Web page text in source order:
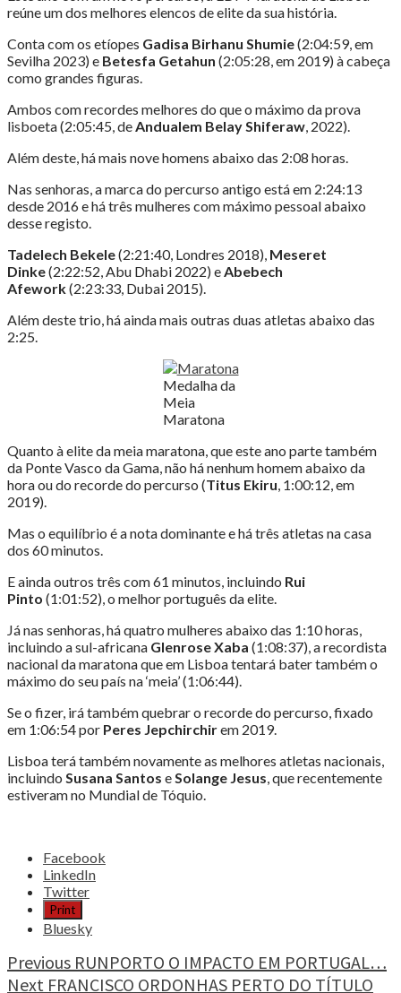
reúne um dos melhores elencos de elite da sua história.
Conta com os etíopes Gadisa Birhanu Shumie(2:04:59, em
Sevilha 2023) e Betesfa Getahun (2:05:28, em 2019) à cabeça
como grandes figuras.
Ambos com recordes melhores do que o máximo da prova
lisboeta (2:05:45, deAndualem Belay Shiferaw, 2022).
Além deste, há mais nove homens abaixo das 2:08 horas.
Nas senhoras, a marca do percurso antigo está em 2:24:13
desde 2016 e há três mulheres com máximo pessoal abaixo
desse registo.
Tadelech Bekele(2:21:40, Londres 2018), Meseret
Dinke(2:22:52, Abu Dhabi 2022) eAbebech
Afework(2:23:33, Dubai 2015).
Além deste trio, há ainda mais outras duas atletas abaixo das
2:25.
Medalha da
Meia
Maratona
Quanto à elite da meia maratona, que este ano parte também
da Ponte Vasco da Gama, não há nenhum homem abaixo da
hora ou do recorde do percurso (Titus Ekiru, 1:00:12, em
2019).
Mas o equilíbrio é a nota dominante e há três atletas na casa
dos 60 minutos.
E ainda outros três com 61 minutos, incluindo Rui
Pinto (1:01:52), o melhor português da elite.
Já nas senhoras, há quatro mulheres abaixo das 1:10 horas,
incluindo a sul-africana Glenrose Xaba (1:08:37), a recordista
nacional da maratona que em Lisboa tentará bater também o
máximo do seu país na ‘meia’ (1:06:44).
Se o fizer, irá também quebrar o recorde do percurso, fixado
em 1:06:54 por Peres Jepchirchirem 2019.
Lisboa terá também novamente as melhores atletas nacionais,
incluindo Susana Santos eSolange Jesus, que recentemente
estiveram no Mundial de Tóquio.
Share
post
"MARATONA
LISBOA
ESTREIA
NOVO
Facebook
LinkedIn
Twitter
Print
Bluesky
Continue
Previous RUNPORTO O IMPACTO EM PORTUGAL…
Next FRANCISCO ORDONHAS PERTO DO TÍTULO